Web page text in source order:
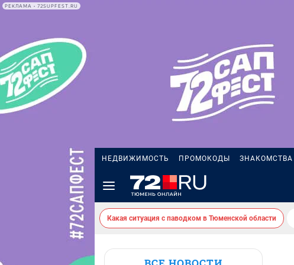
РЕКЛАМА • 72SUPFEST.RU
НЕДВИЖИМОСТЬ ПРОМОКОДЫ ЗНАКОМСТВА
Какая ситуация с паводком в Тюменской области